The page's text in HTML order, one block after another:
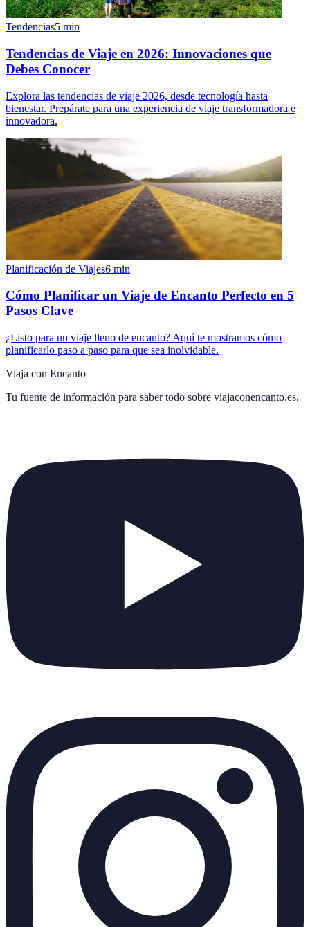
Tendencias5 min
Tendencias de Viaje en 2026: Innovaciones que
Debes Conocer
Explora las tendencias de viaje 2026, desde tecnología hasta
bienestar. Prepárate para una experiencia de viaje transformadora e
innovadora.
Planificación de Viajes6 min
Cómo Planificar un Viaje de Encanto Perfecto en 5
Pasos Clave
¿Listo para un viaje lleno de encanto? Aquí te mostramos cómo
planificarlo paso a paso para que sea inolvidable.
Viaja con Encanto
Tu fuente de información para saber todo sobre viajaconencanto.es.